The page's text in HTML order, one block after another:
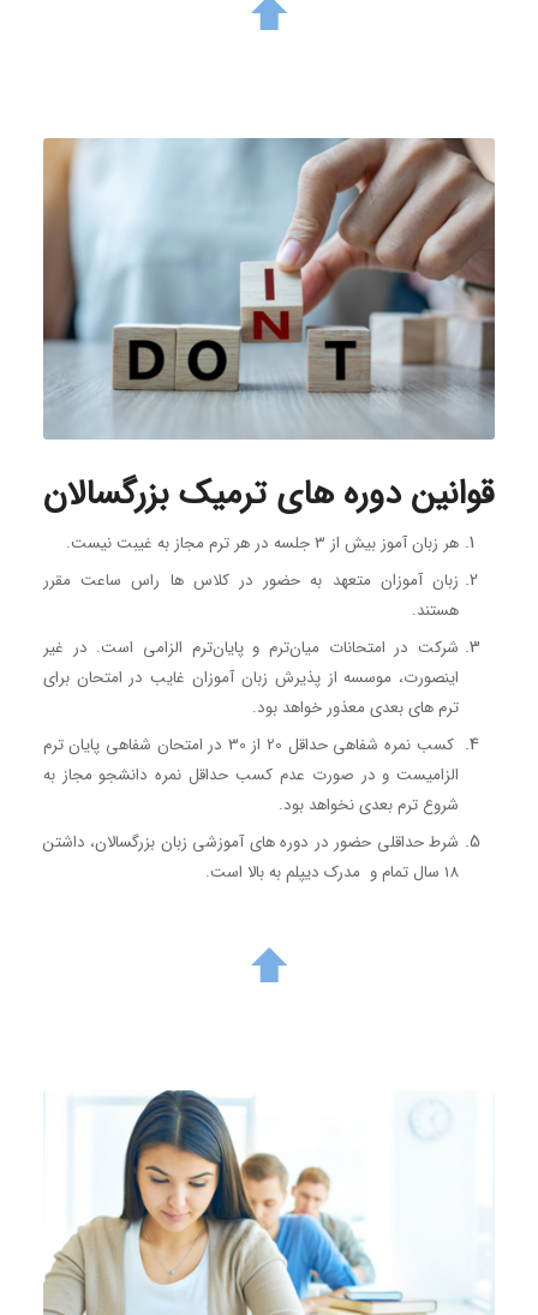
قوانین دوره های ترمیک بزرگسالان
هر زبان آموز بیش از 3 جلسه در هر ترم مجاز به غیبت نیست.
زبان آموزان متعهد به حضور در کلاس ها راس ساعت مقرر
هستند.
شرکت در امتحانات میان‌ترم و پایان‌ترم الزامی است. در غیر
اینصورت، موسسه از پذیرش زبان آموزان غایب در امتحان برای
ترم های بعدی معذور خواهد بود.
کسب نمره شفاهی حداقل 20 از 30 در امتحان شفاهی پایان ترم
الزامیست و در صورت عدم کسب حداقل نمره دانشجو مجاز به
شروع ترم بعدی نخواهد بود.
شرط حداقلی حضور در دوره های آموزشی زبان بزرگسالان، داشتن
18 سال تمام و مدرک دیپلم به بالا است.